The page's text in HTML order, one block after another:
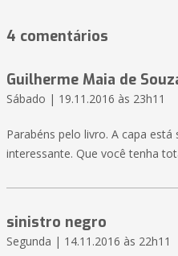
4 comentários
Guilherme Maia de
Sábado | 19.11.2016 às 23h11
Parabéns pelo livro. A capa
interessante. Que você tenha
sinistro negro
Segunda | 14.11.2016 às 22h11